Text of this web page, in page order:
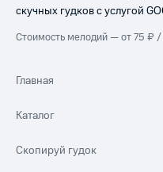
скучных гудков с услугой
Стоимость мелодий — от 75 ₽
Главная
Каталог
Скопируй гудок